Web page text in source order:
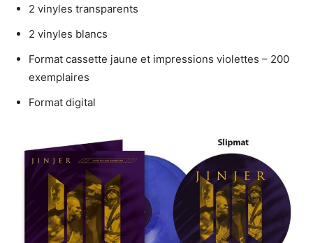
2 vinyles transparents
2 vinyles blancs
Format cassette jaune et impressions violettes – 200
exemplaires
Format digital